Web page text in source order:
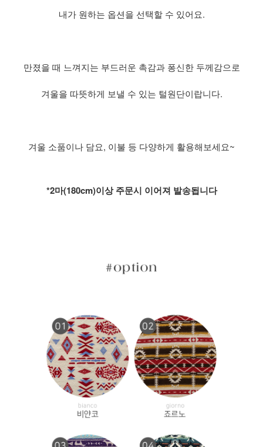
내가 원하는 옵션을 선택할 수 있어요.
만졌을 때 느껴지는 부드러운 촉감과 퐁신한 두께감으로
겨울을 따뜻하게 보낼 수 있는 털원단이랍니다.
겨울 소품이나 담요, 이불 등 다양하게 활용해보세요~
*2마(180cm)이상 주문시 이어져 발송됩니다